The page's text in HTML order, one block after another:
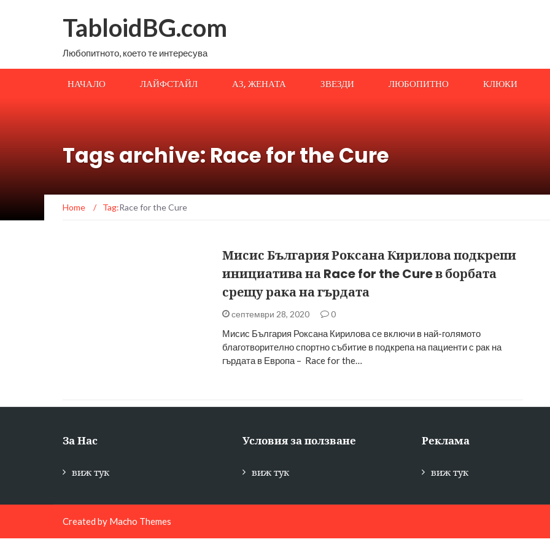
TabloidBG.com
Любопитното, което те интересува
НАЧАЛО ЛАЙФСТАЙЛ АЗ, ЖЕНАТА ЗВЕЗДИ ЛЮБОПИТНО КЛЮКИ
Tags archive: Race for the Cure
Home / Tag:Race for the Cure
Мисис България Роксана Кирилова подкрепи
инициатива на Race for the Cure в борбата
срещу рака на гърдата
септември 28, 2020 0
Мисис България Роксана Кирилова се включи в най-голямото
благотворително спортно събитие в подкрепа на пациенти с рак на
гърдата в Европа – Race for the…
За Нас
виж тук
Условия за ползване
виж тук
Реклама
виж тук
Created by Macho Themes